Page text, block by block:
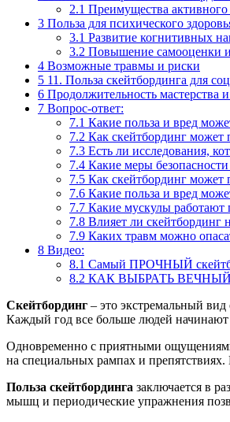
2.1 Преимущества
3 Польза для психического
3.1 Развитие когнитивных
3.2 Повышение самооценки
4 Возможные травмы и риски
5 11. Польза скейтбординга для
6 Продолжительность мастерства
7 Вопрос-ответ:
7.1 Какие польза и вред
7.2 Как скейтбординг может
7.3 Есть ли исследования,
7.4 Какие меры
7.5 Как скейтбординг может
7.6 Какие польза и вред
7.7 Какие мускулы работают
7.8 Влияет ли скейтбординг
7.9 Каких травм можно
8 Видео:
8.1 Самый ПРОЧНЫЙ
8.2 КАК ВЫБРАТЬ
Скейтбординг – это экстремальный
Каждый год все больше людей
Одновременно с приятными
на специальных рампах и
Польза скейтбординга заключается в
мышц и периодические упражнения